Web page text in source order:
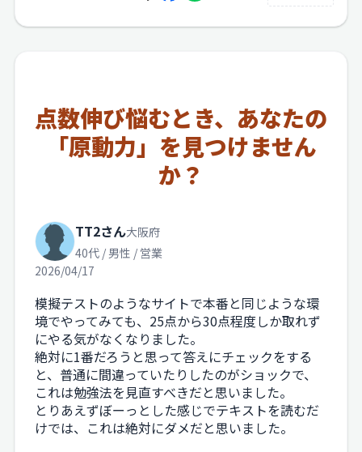
点数伸び悩むとき、あなたの
「原動力」を見つけません
か？
TT2さん大阪府
40代 / 男性 / 営業
2026/04/17
模擬テストのようなサイトで本番と同じような環
境でやってみても、25点から30点程度しか取れず
にやる気がなくなりました。
絶対に1番だろうと思って答えにチェックをする
と、普通に間違っていたりしたのがショックで、
これは勉強法を見直すべきだと思いました。
とりあえずぼーっとした感じでテキストを読むだ
けでは、これは絶対にダメだと思いました。